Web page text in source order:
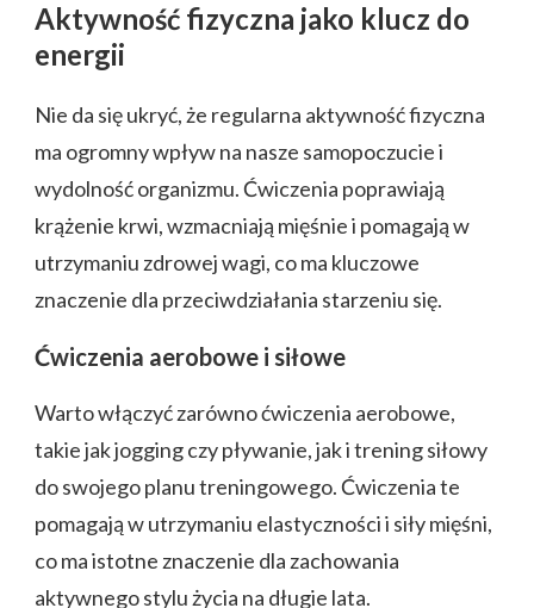
Aktywność fizyczna jako klucz do
energii
Nie da się ukryć, że regularna aktywność fizyczna
ma ogromny wpływ na nasze samopoczucie i
wydolność organizmu. Ćwiczenia poprawiają
krążenie krwi, wzmacniają mięśnie i pomagają w
utrzymaniu zdrowej wagi, co ma kluczowe
znaczenie dla przeciwdziałania starzeniu się.
Ćwiczenia aerobowe i siłowe
Warto włączyć zarówno ćwiczenia aerobowe,
takie jak jogging czy pływanie, jak i trening siłowy
do swojego planu treningowego. Ćwiczenia te
pomagają w utrzymaniu elastyczności i siły mięśni,
co ma istotne znaczenie dla zachowania
aktywnego stylu życia na długie lata.